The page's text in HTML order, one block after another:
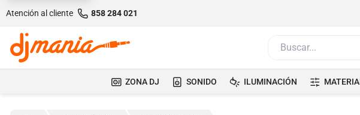
Atención al cliente 858 284 021
ZONA DJ SONIDO ILUMINACIÓN